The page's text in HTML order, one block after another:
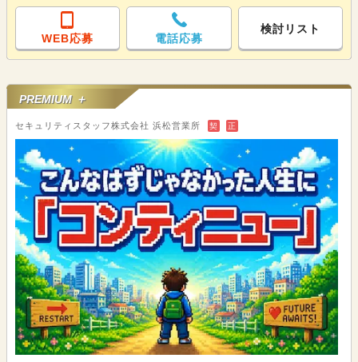
WEB応募 電話応募
検討リスト
PREMIUM ＋
セキュリティスタッフ株式会社 浜松営業所 契 正